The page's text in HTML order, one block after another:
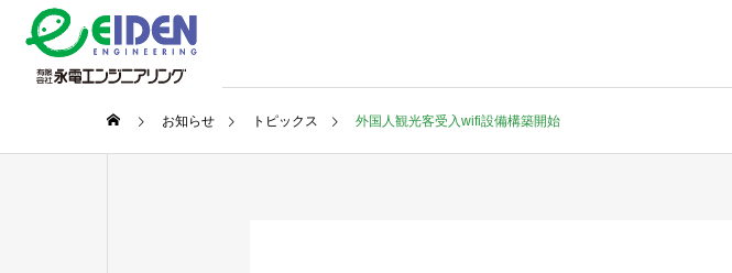
お知らせ トピックス 外国人観光客受入wifi設備構築開始